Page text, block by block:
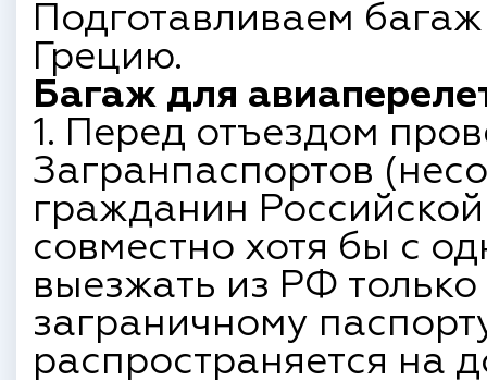
Подготавливаем
Грецию.
Багаж для
1. Перед отъездом
Загранпаспортов
гражданин
совместно хотя бы с
выезжать из РФ
заграничному
распространяется на